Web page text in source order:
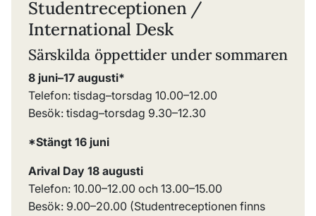
Studentreceptionen /
International Desk
Särskilda öppettider under sommaren
8 juni–17 augusti*
Telefon: tisdag–torsdag 10.00–12.00
Besök: tisdag–torsdag 9.30–12.30
*Stängt 16 juni
Arival Day 18 augusti
Telefon: 10.00–12.00 och 13.00–15.00
Besök: 9.00–20.00 (Studentreceptionen finns